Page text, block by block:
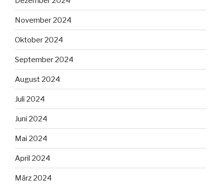
November 2024
Oktober 2024
September 2024
August 2024
Juli 2024
Juni 2024
Mai 2024
April 2024
März 2024